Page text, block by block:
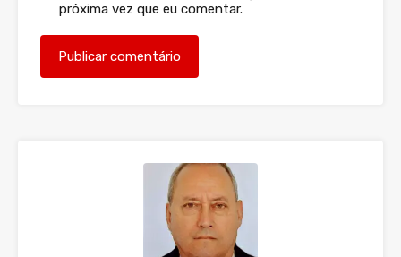
próxima vez que eu comentar.